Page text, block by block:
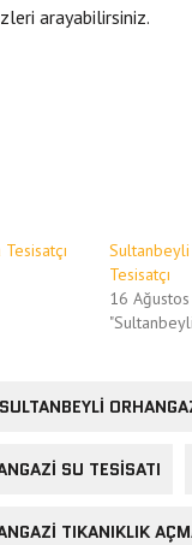
arayabilirsiniz.
Tesisatçı
16
SULTANBEYLI
SU TESISATI
TIKANIKLIK